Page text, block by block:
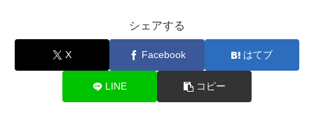
シェアする
X Facebook はてブ
LINE コピー